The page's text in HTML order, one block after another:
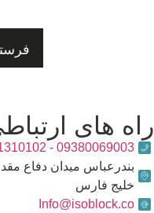
راه های
09380069003 - 076-91310102
بندرعباس میدان دفاع
خلیج فارس
Info@isoblock.co